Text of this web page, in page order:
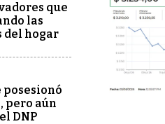
que
las
del hogar
posesionó
pero aún
DNP